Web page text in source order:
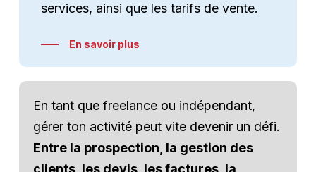
services, ainsi que les tarifs de vente.
En savoir plus
En tant que freelance ou indépendant,
gérer ton activité peut vite devenir un défi.
Entre la prospection, la gestion des
clients, les devis, les factures, la